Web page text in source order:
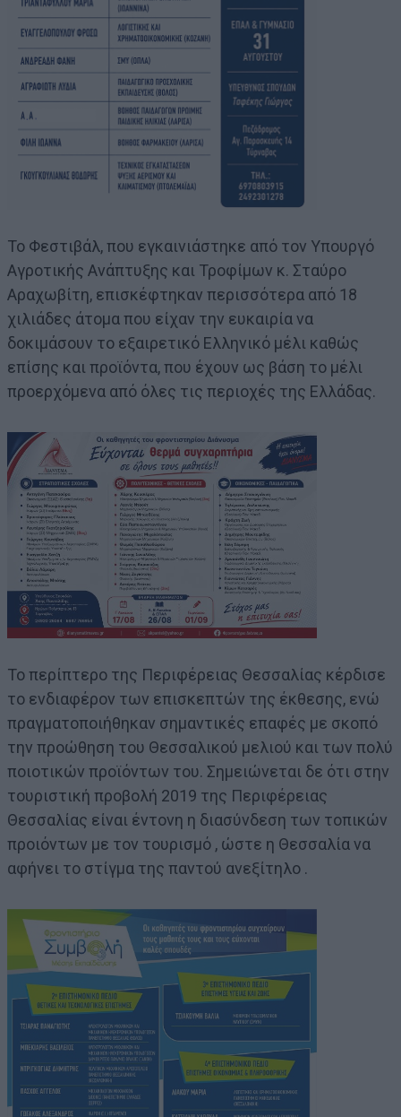
Το Φεστιβάλ, που εγκαινιάστηκε από τον Υπουργό
Αγροτικής Ανάπτυξης και Τροφίμων κ. Σταύρο
Αραχωβίτη, επισκέφτηκαν περισσότερα από 18
χιλιάδες άτομα που είχαν την ευκαιρία να
δοκιμάσουν το εξαιρετικό Ελληνικό μέλι καθώς
επίσης και προϊόντα, που έχουν ως βάση το μέλι
προερχόμενα από όλες τις περιοχές της Ελλάδας.
Το περίπτερο της Περιφέρειας Θεσσαλίας κέρδισε
το ενδιαφέρον των επισκεπτών της έκθεσης, ενώ
πραγματοποιήθηκαν σημαντικές επαφές με σκοπό
την προώθηση του Θεσσαλικού μελιού και των πολύ
ποιοτικών προϊόντων του. Σημειώνεται δε ότι στην
τουριστική προβολή 2019 της Περιφέρειας
Θεσσαλίας είναι έντονη η διασύνδεση των τοπικών
προιόντων με τον τουρισμό , ώστε η Θεσσαλία να
αφήνει το στίγμα της παντού ανεξίτηλο .